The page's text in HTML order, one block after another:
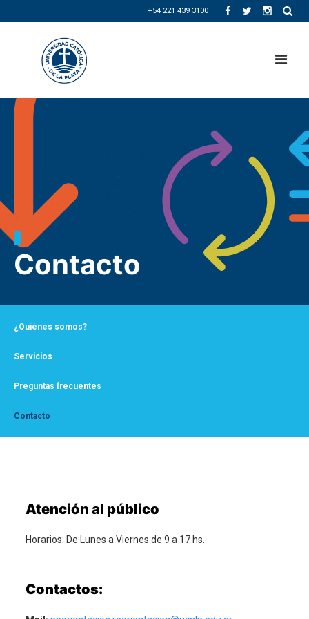
+54 221 439 3100
Contacto
¿Quiénes somos?
Servicios
Preguntas frecuentes
Contacto
Atención al público
Horarios: De Lunes a Viernes de 9 a 17 hs.
Contactos: